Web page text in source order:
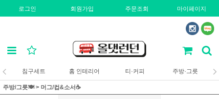
로그인 회원가입 주문조회 마이페이지
침구세트 홈 인테리어 티·커피 주방·그릇
주방/그릇🍽️> 머그/컵&소서☕